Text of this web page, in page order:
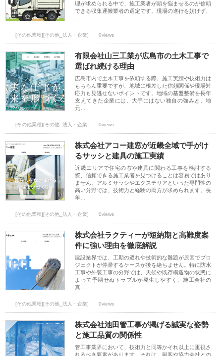
理が求められる中で、施工業者が頭を悩ませるのが信頼
できる収集運搬業者の選定です。現場の進行を妨げず、
[その他業種][その他_法人・企業] 0views
有限会社山三工業が広島市の土木工事で
選ばれ続ける理由
広島市内で土木工事を依頼する際、施工実績や技術力は
もちろん重要ですが、地域に根差した信頼関係や現場対
応力も見逃せないポイントです。地域の基盤整備を長年
支えてきた企業には、大手にはない独自の強みと、地
元…
[その他業種][その他_法人・企業] 0views
株式会社アコー建窓が近畿全域で手がけ
るサッシと建具の施工実績
近畿エリアで住宅の窓や建具に関わる工事を検討する
際、信頼できる施工業者を見つけることは容易ではあり
ません。アルミサッシやエクステリアといった専門性の
高い分野では、技術力と経験の両方が求められます。長
年…
[その他業種][その他_法人・企業] 0views
株式会社ラクティーが短納期と高難度案
件に強い理由を徹底解説
建設業界では、工期の遅れや技術的な難題が原因でプロ
ジェクトが停滞するケースが後を絶ちません。特に防水
工事や外装工事の分野では、天候や既存構造物の状態に
よって予期せぬトラブルが発生しやすく、施工会社の
真…
[その他業種][その他_法人・企業] 0views
株式会社池田管工事が掲げる誠実な姿勢
と施工品質の関係性
管工事業界において、技術力と同等かそれ以上に重視さ
れるべき要素があります。それは、顧客や協力会社との